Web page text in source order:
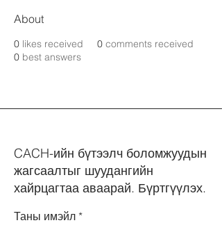
About
0 likes received 0 comments received
0 best answers
CACH-ийн бүтээлч боломжуудын
жагсаалтыг шуудангийн
хайрцагтаа аваарай. Бүртгүүлэх.
Таны имэйл